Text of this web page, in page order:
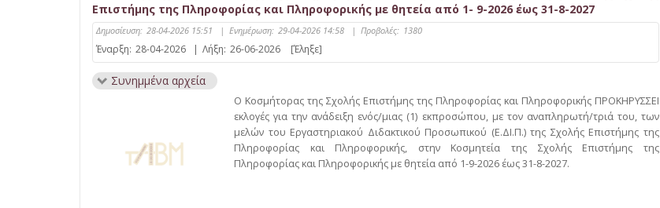
Επιστήμης της Πληροφορίας και Πληροφορικής με θητεία από 1- 9-2026 έως 31-8-2027
Δημοσίευση: 28-04-2026 15:51 | Ενημέρωση: 29-04-2026 14:58 | Προβολές: 1380
Έναρξη: 28-04-2026 | Λήξη: 26-06-2026 [Έληξε]
Συνημμένα αρχεία
Ο Κοσμήτορας της Σχολής Επιστήμης της Πληροφορίας και Πληροφορικής ΠΡΟΚΗΡΥΣΣΕΙ
εκλογές για την ανάδειξη ενός/μιας (1) εκπροσώπου, με τον αναπληρωτή/τριά του, των
μελών του Εργαστηριακού Διδακτικού Προσωπικού (Ε.ΔΙ.Π.) της Σχολής Επιστήμης της
Πληροφορίας και Πληροφορικής, στην Κοσμητεία της Σχολής Επιστήμης της
Πληροφορίας και Πληροφορικής με θητεία από 1-9-2026 έως 31-8-2027.